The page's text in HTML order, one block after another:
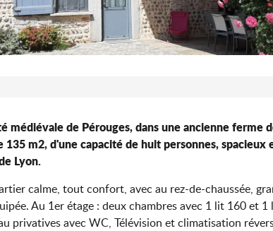
médiévale de Pérouges, dans une ancienne ferme
135 m2, d'une capacité de huit personnes,
Lyon.
calme, tout confort, avec au rez-de-chaussée,
Au 1er étage : deux chambres avec 1 lit 160 et
privatives avec WC, Télévision et climatisation